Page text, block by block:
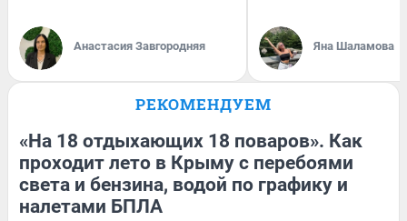
Анастасия Завгородняя Яна Шаламова
РЕКОМЕНДУЕМ
«На 18 отдыхающих 18 поваров». Как
проходит лето в Крыму с перебоями
света и бензина, водой по графику и
налетами БПЛА